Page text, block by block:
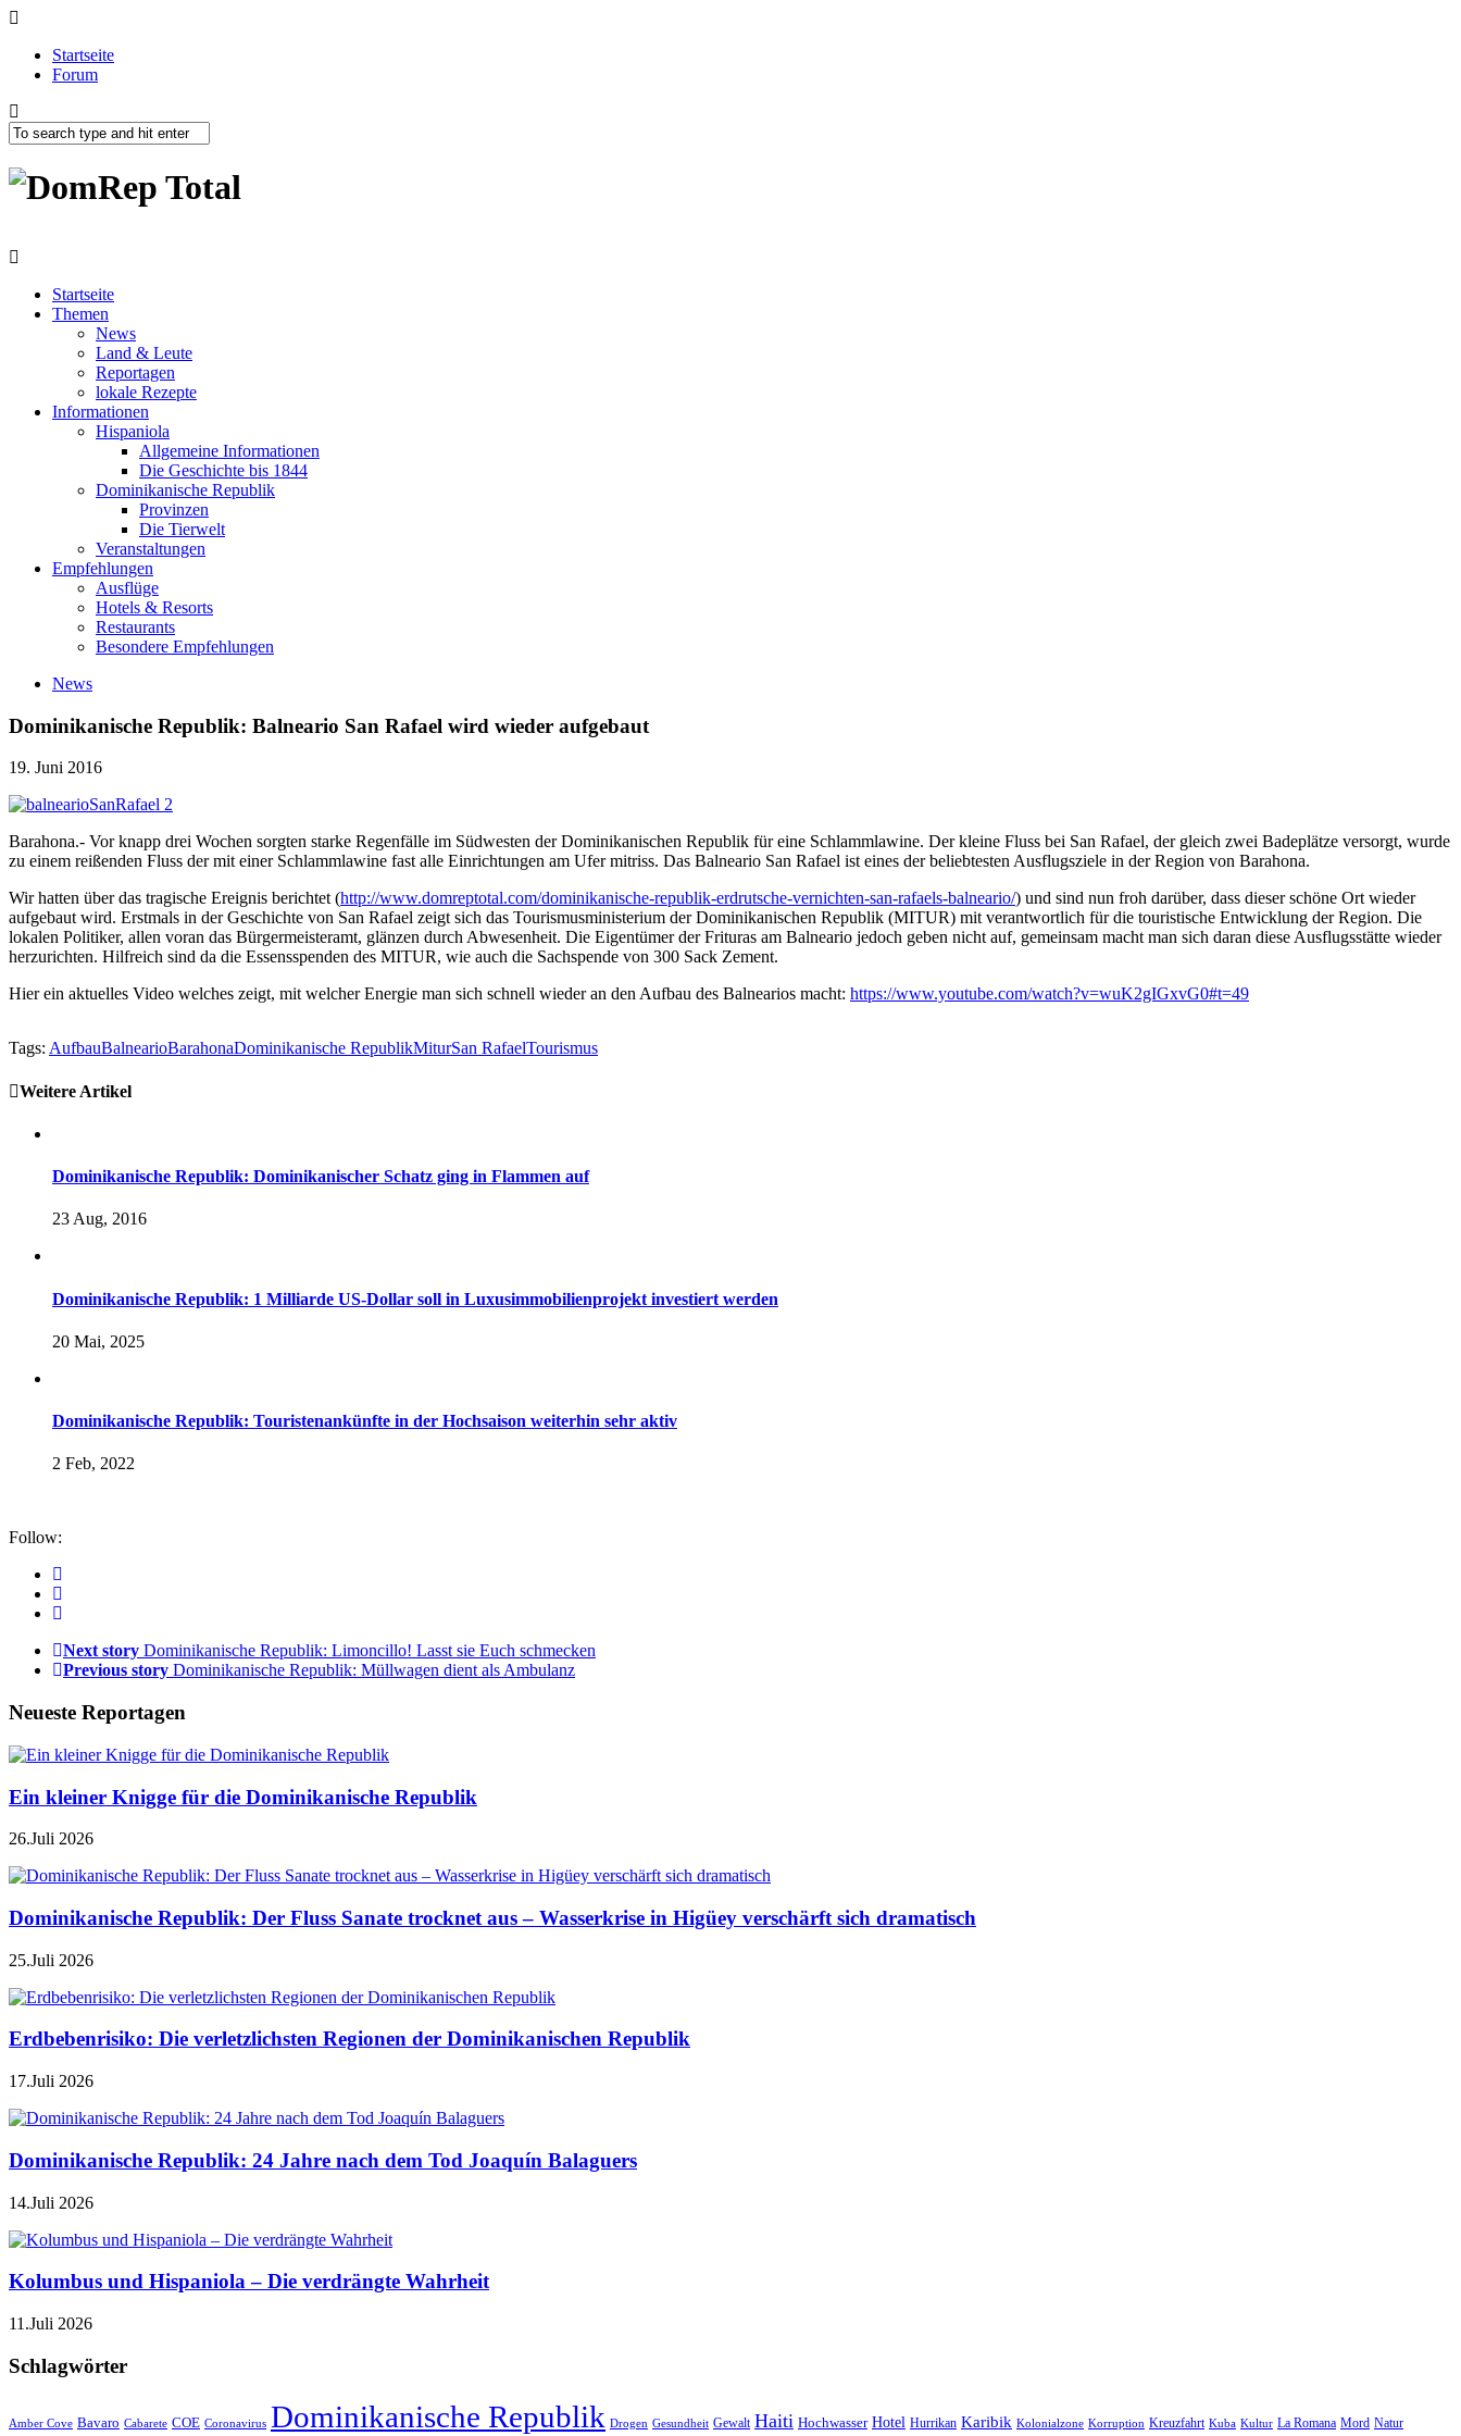
Startseite
Forum
Startseite
Themen
News
Land & Leute
Reportagen
lokale Rezepte
Informationen
Hispaniola
Allgemeine Informationen
Die Geschichte bis 1844
Dominikanische Republik
Provinzen
Die Tierwelt
Veranstaltungen
Empfehlungen
Ausflüge
Hotels & Resorts
Restaurants
Besondere Empfehlungen
News
Dominikanische Republik: Balneario San Rafael wird wieder aufgebaut
19. Juni 2016
Barahona.- Vor knapp drei Wochen sorgten starke Regenfälle im Südwesten der Dominikanischen Republik für eine Schlammlawine. Der kleine Fluss bei San Rafael, der gleich zwei Badeplätze versorgt, wurde
zu einem reißenden Fluss der mit einer Schlammlawine fast alle Einrichtungen am Ufer mitriss. Das Balneario San Rafael ist eines der beliebtesten Ausflugsziele in der Region von Barahona.
Wir hatten über das tragische Ereignis berichtet (http://www.domreptotal.com/dominikanische-republik-erdrutsche-vernichten-san-rafaels-balneario/) und sind nun froh darüber, dass dieser schöne Ort wieder
aufgebaut wird. Erstmals in der Geschichte von San Rafael zeigt sich das Tourismusministerium der Dominikanischen Republik (MITUR) mit verantwortlich für die touristische Entwicklung der Region. Die
lokalen Politiker, allen voran das Bürgermeisteramt, glänzen durch Abwesenheit. Die Eigentümer der Frituras am Balneario jedoch geben nicht auf, gemeinsam macht man sich daran diese Ausflugsstätte wieder
herzurichten. Hilfreich sind da die Essensspenden des MITUR, wie auch die Sachspende von 300 Sack Zement.
Hier ein aktuelles Video welches zeigt, mit welcher Energie man sich schnell wieder an den Aufbau des Balnearios macht: https://www.youtube.com/watch?v=wuK2gIGxvG0#t=49
Tags: AufbauBalnearioBarahonaDominikanische RepublikMiturSan RafaelTourismus
Weitere Artikel
Dominikanische Republik: Dominikanischer Schatz ging in Flammen auf
23 Aug, 2016
Dominikanische Republik: 1 Milliarde US-Dollar soll in Luxusimmobilienprojekt investiert werden
20 Mai, 2025
Dominikanische Republik: Touristenankünfte in der Hochsaison weiterhin sehr aktiv
2 Feb, 2022
Follow:
Next story Dominikanische Republik: Limoncillo! Lasst sie Euch schmecken
Previous story Dominikanische Republik: Müllwagen dient als Ambulanz
Neueste Reportagen
Ein kleiner Knigge für die Dominikanische Republik
26.Juli 2026
Dominikanische Republik: Der Fluss Sanate trocknet aus – Wasserkrise in Higüey verschärft sich dramatisch
25.Juli 2026
Erdbebenrisiko: Die verletzlichsten Regionen der Dominikanischen Republik
17.Juli 2026
Dominikanische Republik: 24 Jahre nach dem Tod Joaquín Balaguers
14.Juli 2026
Kolumbus und Hispaniola – Die verdrängte Wahrheit
11.Juli 2026
Schlagwörter
Amber Cove Bavaro Cabarete COE Coronavirus Dominikanische Republik Drogen Gesundheit Gewalt Haiti Hochwasser Hotel Hurrikan Karibik Kolonialzone Korruption Kreuzfahrt Kuba Kultur La Romana Mord Natur